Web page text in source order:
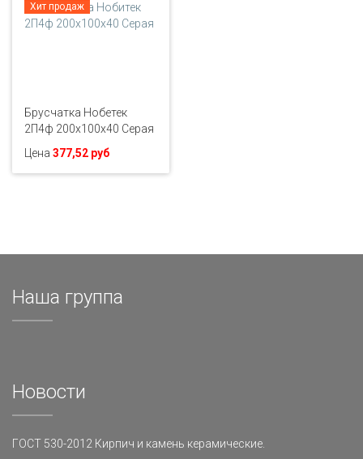
Хит продаж
Брусчатка Нобетек
2П4ф 200х100х40 Серая
Цена 377,52 руб
Наша группа
Новости
ГОСТ 530-2012 Кирпич и камень керамические.